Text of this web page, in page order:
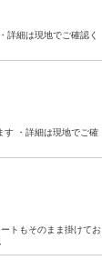
詳細は現地でご確認く
す ・詳細は現地でご確
トもそのまま掛けてお